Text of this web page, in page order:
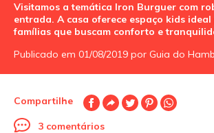
Visitamos a temática Iron Burguer com
entrada. A casa oferece espaço kids
famílias que buscam conforto e
Publicado em 01/08/2019 por Guia do
Compartilhe
3 comentários